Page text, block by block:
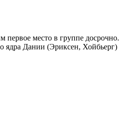
первое место в группе досрочно.
ядра Дании (Эриксен, Хойбьерг)